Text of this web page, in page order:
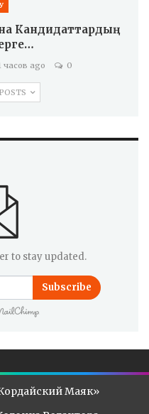
Кандидаттардың
часов ago 0
to stay updated.
Subscribe
Маяк»